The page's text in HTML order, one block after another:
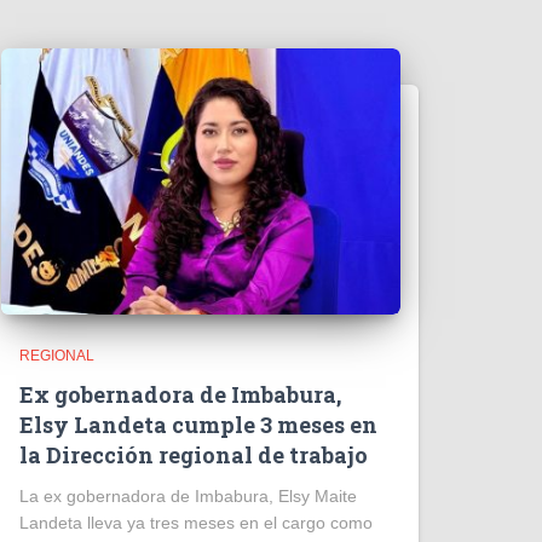
REGIONAL
Ex gobernadora de Imbabura,
Elsy Landeta cumple 3 meses en
la Dirección regional de trabajo
La ex gobernadora de Imbabura, Elsy Maite
Landeta lleva ya tres meses en el cargo como